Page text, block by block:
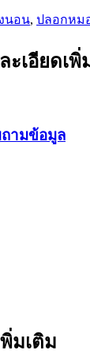
นอน, ปลอกหม
ะเอียดเ
ถามข้อมูล
มเติม